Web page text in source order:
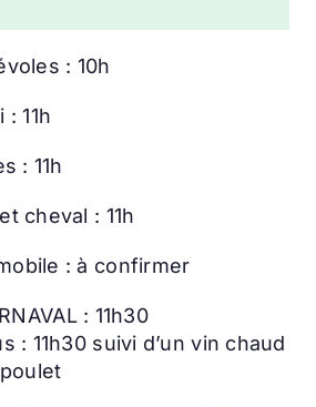
: 10h
11h
: 11h
cheval : 11h
: à confirmer
: 11h30
: 11h30 suivi d’un vin chaud